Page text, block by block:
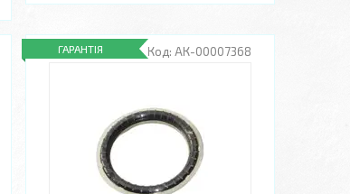
АК-00007368
ГАРАНТІЯ